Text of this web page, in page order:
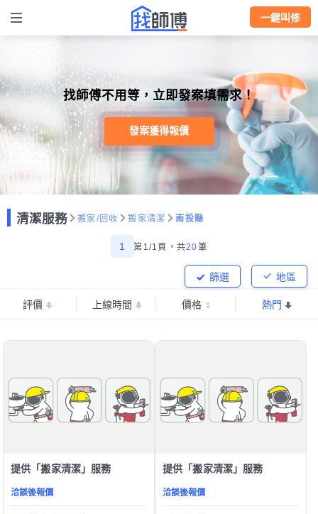
一鍵叫修
找師傅不用等，立即發案填需求！
發案獲得報價
清潔服務 搬家/回收 搬家清潔 南投縣
1 第1/1頁， 共20筆
地區
篩選
評價 上線時間 價格 熱門
提供「搬家清潔」服務
洽談後報價
提供「搬家清潔」服務
洽談後報價